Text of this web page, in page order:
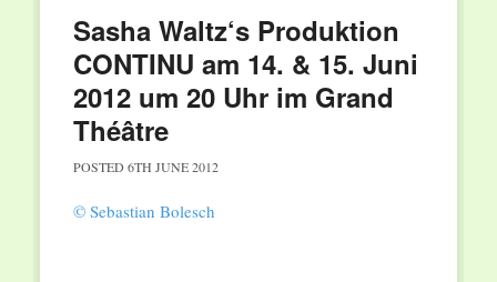
Sasha Waltz‘s Produktion
CONTINU am 14. & 15. Juni
2012 um 20 Uhr im Grand
Théâtre
POSTED 6TH JUNE 2012
© Sebastian Bolesch